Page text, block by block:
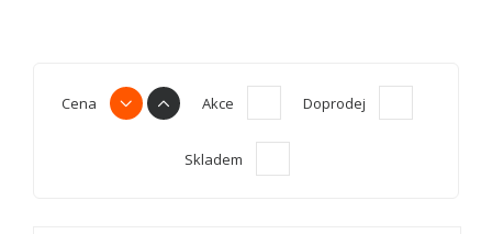
Cena Akce Doprodej
Skladem